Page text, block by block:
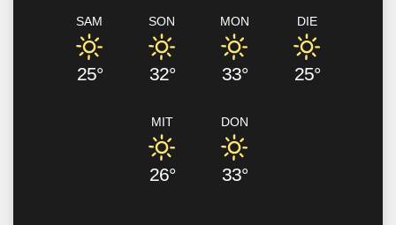
SAM
25°
SON
32°
MON
33°
DIE
25°
MIT
26°
DON
33°